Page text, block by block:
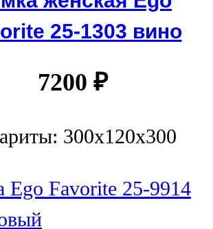
25-1303 вино
7200 ₽
300х120х300